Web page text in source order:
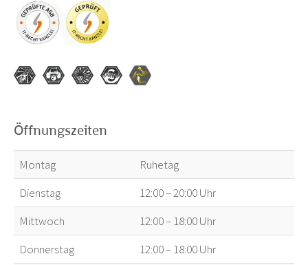
Öffnungszeiten
Montag
Ruhetag
Dienstag
12:00 – 20:00 Uhr
Mittwoch
12:00 – 18:00 Uhr
Donnerstag
12:00 – 18:00 Uhr